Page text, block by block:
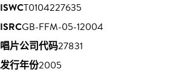
ISWCT0104227635
ISRCGB-FFM-05-12004
唱片公司代码27831
发行年份2005